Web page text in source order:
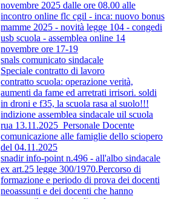
novembre 2025 dalle ore 08.00 alle
incontro online flc cgil - inca: nuovo bonus
mamme 2025 - novità legge 104 - congedi
usb scuola - assemblea online 14
novembre ore 17-19
snals comunicato sindacale
Speciale contratto di lavoro
contratto scuola: operazione verità,
aumenti da fame ed arretrati irrisori. soldi
in droni e f35, la scuola rasa al suolo!!!
indizione assemblea sindacale uil scuola
rua 13.11.2025_Personale Docente
comunicazione alle famiglie dello sciopero
del 04.11.2025
snadir info-point n.496 - all'albo sindacale
ex art.25 legge 300/1970.Percorso di
formazione e periodo di prova dei docenti
neoassunti e dei docenti che hanno